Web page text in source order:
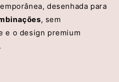
desenhada para
, sem
e o design premium